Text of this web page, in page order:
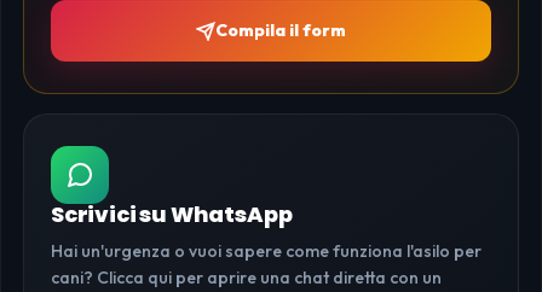
Compila il form
Scrivici su WhatsApp
Hai un'urgenza o vuoi sapere come funziona l'asilo per
cani? Clicca qui per aprire una chat diretta con un